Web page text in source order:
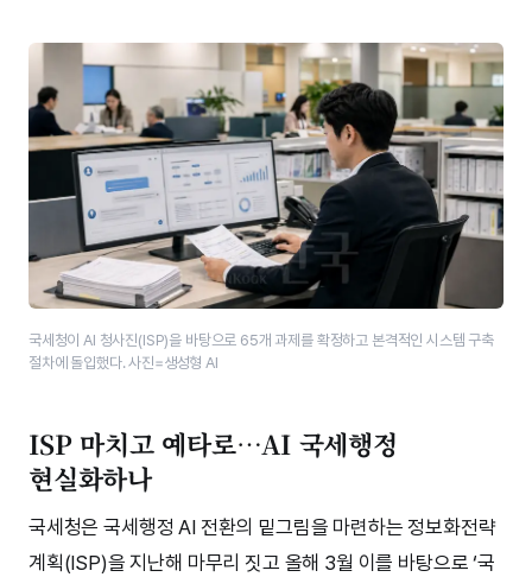
국세청이 AI 청사진(ISP)을 바탕으로 65개 과제를 확정하고 본격적인 시스템 구축
절차에 돌입했다. 사진=생성형 AI
ISP 마치고 예타로…AI 국세행정
현실화하나
국세청은 국세행정 AI 전환의 밑그림을 마련하는 정보화전략
계획(ISP)을 지난해 마무리 짓고 올해 3월 이를 바탕으로 ‘국